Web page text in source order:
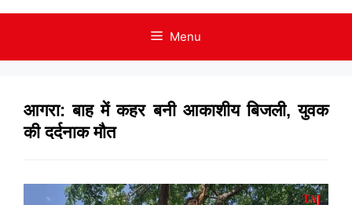
Menu
आगरा: बाह में कहर बनी आकाशीय बिजली, युवक
की दर्दनाक मौत